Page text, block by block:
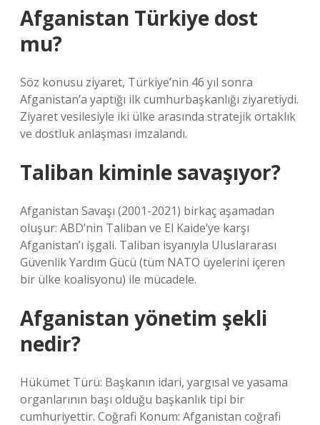
Afganistan Türkiye dost
mu?
Söz konusu ziyaret, Türkiye’nin 46 yıl sonra
Afganistan’a yaptığı ilk cumhurbaşkanlığı ziyaretiydi.
Ziyaret vesilesiyle iki ülke arasında stratejik ortaklık
ve dostluk anlaşması imzalandı.
Taliban kiminle savaşıyor?
Afganistan Savaşı (2001-2021) birkaç aşamadan
oluşur: ABD’nin Taliban ve El Kaide’ye karşı
Afganistan’ı işgali. Taliban isyanıyla Uluslararası
Güvenlik Yardım Gücü (tüm NATO üyelerini içeren
bir ülke koalisyonu) ile mücadele.
Afganistan yönetim şekli
nedir?
Hükümet Türü: Başkanın idari, yargısal ve yasama
organlarının başı olduğu başkanlık tipi bir
cumhuriyettir. Coğrafi Konum: Afganistan coğrafi